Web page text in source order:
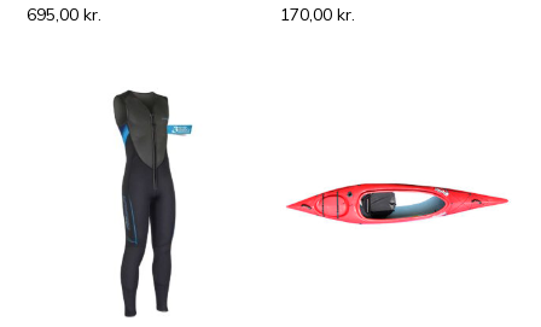
695,00kr. 170,00kr.